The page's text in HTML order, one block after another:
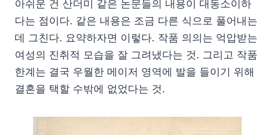
아쉬운 건 산더미 같은 논문들의 내용이 대동소이하
다는 점이다. 같은 내용은 조금 다른 식으로 풀어내는
데 그친다. 요약하자면 이렇다. 작품 의의는 억압받는
여성의 진취적 모습을 잘 그려냈다는 것. 그리고 작품
한계는 결국 우월한 메이저 영역에 발을 들이기 위해
결혼을 택할 수밖에 없었다는 것.